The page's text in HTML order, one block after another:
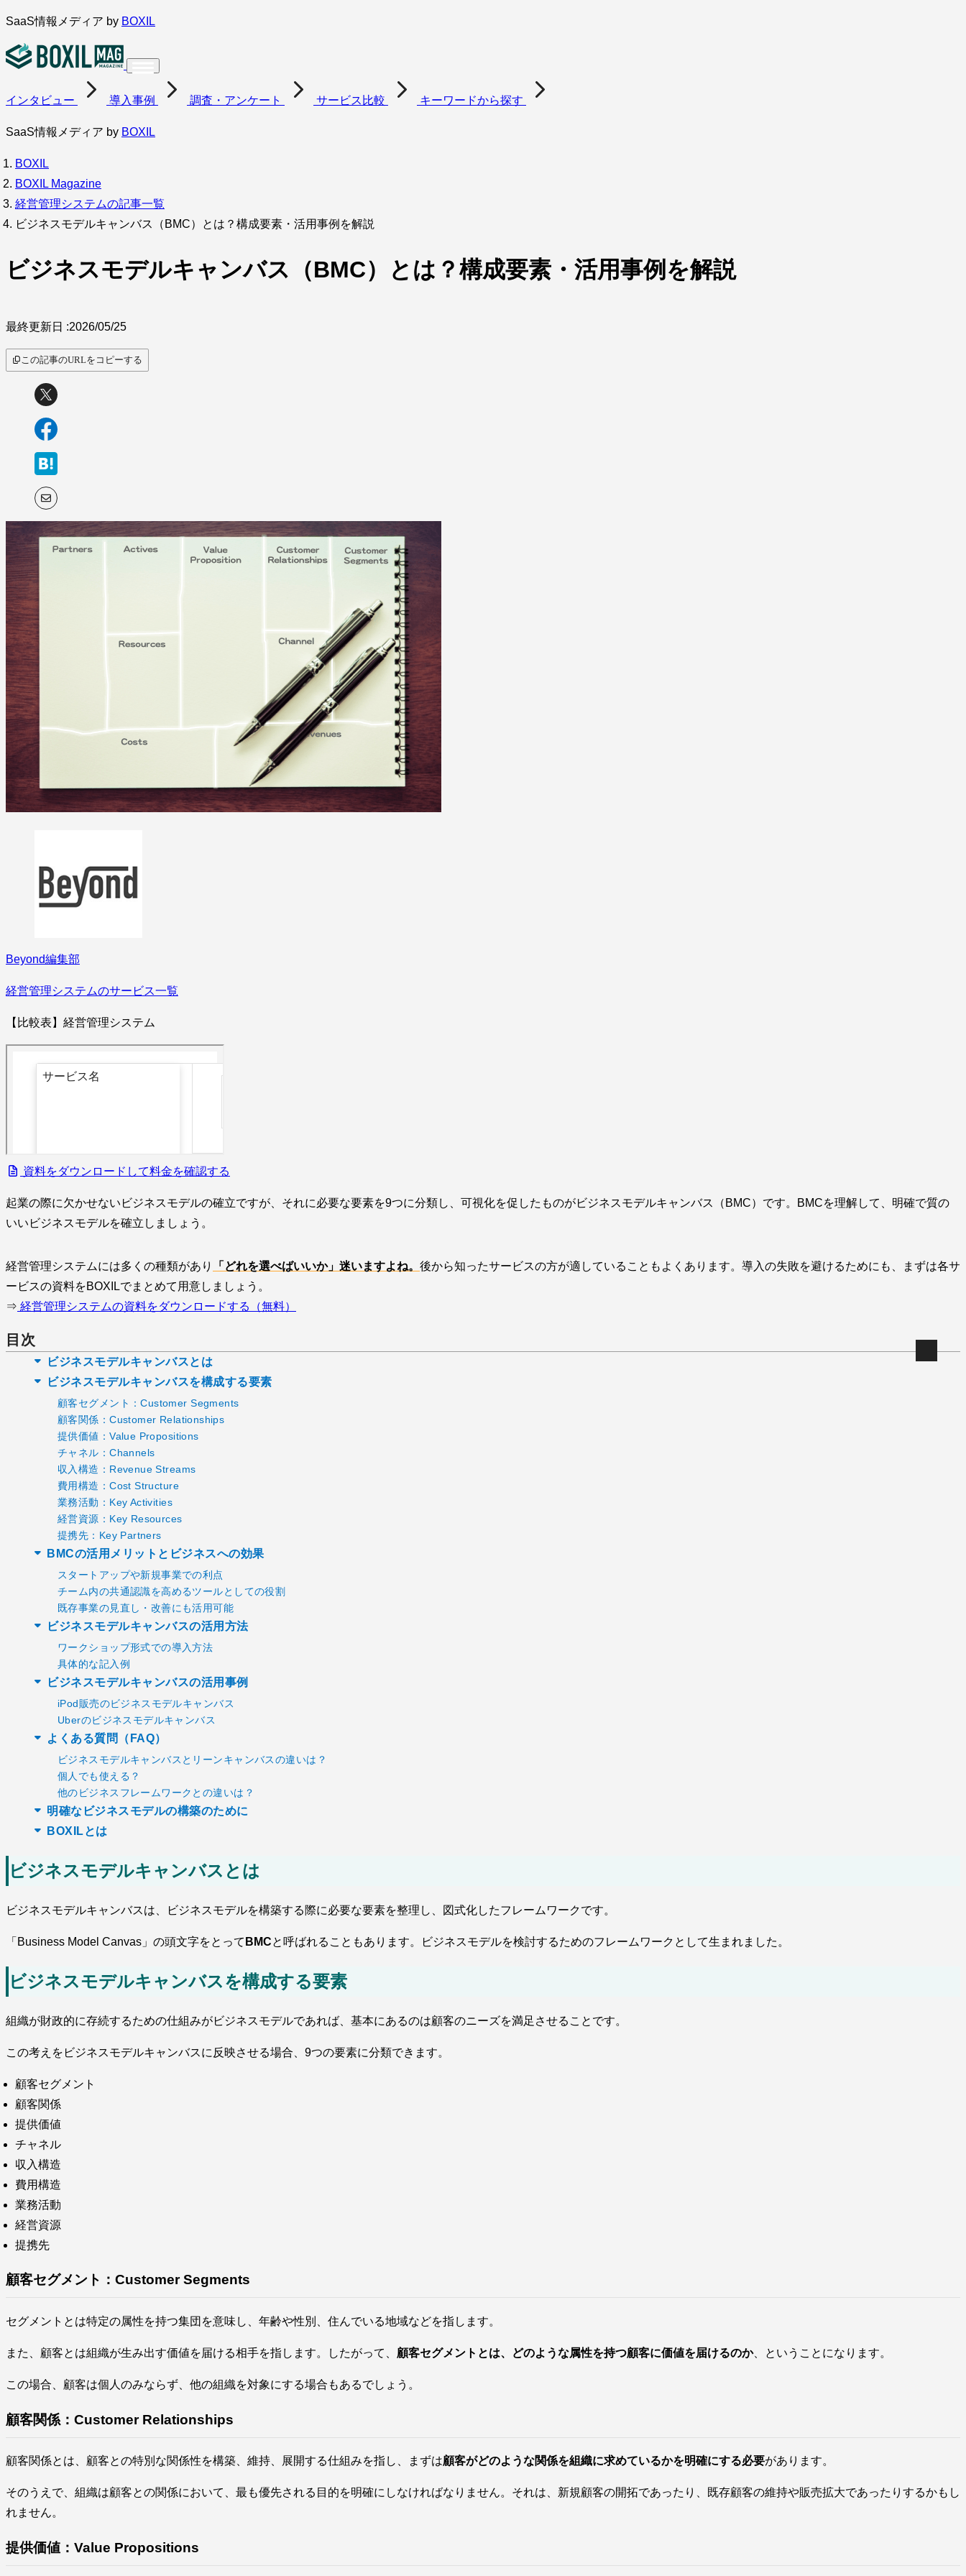
内
を
キ
SaaS情報メディア by BOXIL
インタビュー 導入事例 調査・アンケート サービス比較 キーワードから探す
SaaS情報メディア by BOXIL
BOXIL
BOXIL Magazine
経営管理システムの記事一覧
ビジネスモデルキャンバス（BMC）とは？構成要素・活用事例を解説
ビジネスモデルキャンバス（BMC）とは？構成要素・活用事例を解説
最終更新日 :2026/05/25
この記事のURLをコピーする
Beyond編集部
経営管理システムのサービス一覧
【比較表】経営管理システム
資料をダウンロードして料金を確認する
起業の際に欠かせないビジネスモデルの確立ですが、それに必要な要素を9つに分類し、可視化を促したものがビジネスモデルキャンバス（BMC）です。BMCを理解して、明確で質の
いいビジネスモデルを確立しましょう。
経営管理システムには多くの種類があり 「どれを選べばいいか」迷いますよね。 後から知ったサービスの方が適していることもよくあります。導入の失敗を避けるためにも、まずは各サ
ービスの資料をBOXILでまとめて用意しましょう。
⇒ 経営管理システムの資料をダウンロードする（無料）
目次
ビジネスモデルキャンバスとは
ビジネスモデルキャンバスを構成する要素
顧客セグメント：Customer Segments
顧客関係：Customer Relationships
提供価値：Value Propositions
チャネル：Channels
収入構造：Revenue Streams
費用構造：Cost Structure
業務活動：Key Activities
経営資源：Key Resources
提携先：Key Partners
BMCの活用メリットとビジネスへの効果
スタートアップや新規事業での利点
チーム内の共通認識を高めるツールとしての役割
既存事業の見直し・改善にも活用可能
ビジネスモデルキャンバスの活用方法
ワークショップ形式での導入方法
具体的な記入例
ビジネスモデルキャンバスの活用事例
iPod販売のビジネスモデルキャンバス
Uberのビジネスモデルキャンバス
よくある質問（FAQ）
ビジネスモデルキャンバスとリーンキャンバスの違いは？
個人でも使える？
他のビジネスフレームワークとの違いは？
明確なビジネスモデルの構築のために
BOXILとは
ビジネスモデルキャンバスとは
ビジネスモデルキャンバスは、ビジネスモデルを構築する際に必要な要素を整理し、図式化したフレームワークです。
「Business Model Canvas」の頭文字をとって BMCと呼ばれることもあります。ビジネスモデルを検討するためのフレームワークとして生まれました。
ビジネスモデルキャンバスを構成する要素
組織が財政的に存続するための仕組みがビジネスモデルであれば、基本にあるのは顧客のニーズを満足させることです。
この考えをビジネスモデルキャンバスに反映させる場合、9つの要素に分類できます。
顧客セグメント
顧客関係
提供価値
チャネル
収入構造
費用構造
業務活動
経営資源
提携先
顧客セグメント：Customer Segments
セグメントとは特定の属性を持つ集団を意味し、年齢や性別、住んでいる地域などを指します。
また、顧客とは組織が生み出す価値を届ける相手を指します。したがって、 顧客セグメントとは、どのような属性を持つ顧客に価値を届けるのか、ということになります。
この場合、顧客は個人のみならず、他の組織を対象にする場合もあるでしょう。
顧客関係：Customer Relationships
顧客関係とは、顧客との特別な関係性を構築、維持、展開する仕組みを指し、まずは顧客がどのような関係を組織に求めているかを明確にする必要があります。
そのうえで、組織は顧客との関係において、最も優先される目的を明確にしなければなりません。それは、新規顧客の開拓であったり、既存顧客の維持や販売拡大であったりするかもし
れません。
提供価値：Value Propositions